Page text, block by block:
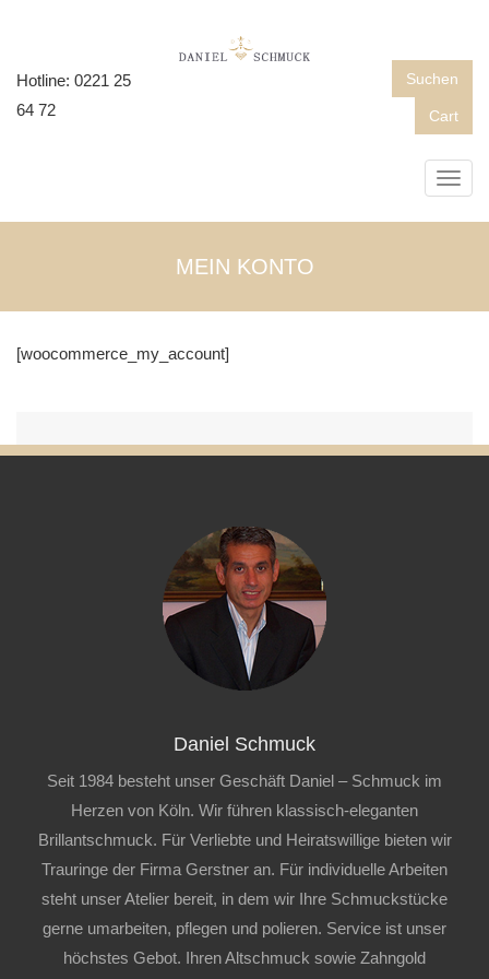
Hotline: 0221 25
64 72
Suchen
Cart
MEIN KONTO
[woocommerce_my_account]
Daniel Schmuck
Seit 1984 besteht unser Geschäft Daniel – Schmuck im
Herzen von Köln. Wir führen klassisch-eleganten
Brillantschmuck. Für Verliebte und Heiratswillige bieten wir
Trauringe der Firma Gerstner an. Für individuelle Arbeiten
steht unser Atelier bereit, in dem wir Ihre Schmuckstücke
gerne umarbeiten, pflegen und polieren. Service ist unser
höchstes Gebot. Ihren Altschmuck sowie Zahngold